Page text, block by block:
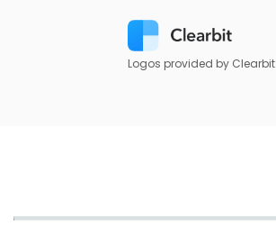
Logos provided by Clearbit